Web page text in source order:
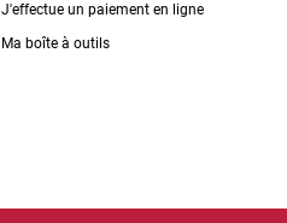
J'effectue un paiement en ligne
Ma boîte à outils